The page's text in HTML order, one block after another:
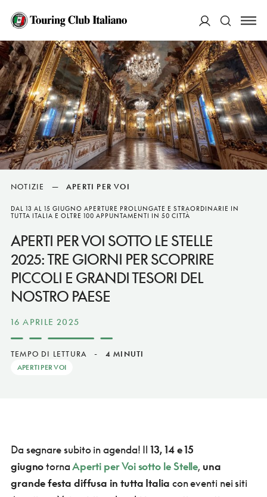
Cerca
NOTIZIE — APERTI PER VOI
DAL 13 AL 15 GIUGNO APERTURE PROLUNGATE E STRAORDINARIE IN
TUTTA ITALIA E OLTRE 100 APPUNTAMENTI IN 50 CITTÀ
APERTI PER VOI SOTTO LE STELLE
2025: TRE GIORNI PER SCOPRIRE
PICCOLI E GRANDI TESORI DEL
NOSTRO PAESE
16 APRILE 2025
TEMPO DI LETTURA - 4 MINUTI
APERTI PER VOI
Da segnare subito in agenda! Il13, 14 e 15
giugnotornaAperti per Voi sotto le Stelle, una
grande festa diffusa in tutta Italia con eventi nei siti